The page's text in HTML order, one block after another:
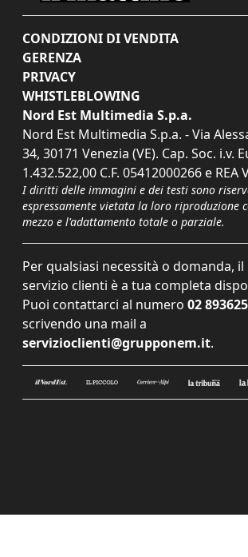
CONDIZIONI DI VENDITA
GERENZA
PRIVACY
WHISTLEBLOWING
Nord Est Multimedia S.p.a.
Nord Est Multimedia S.p.a. - Via
34, 30171 Venezia (VE). Cap. Soc. i.v.
1.432.522,00 C.F. 05412000266 e REA
I diritti delle immagini e dei testi sono
espressamente vietata la loro riproduzione
mezzo e l'adattamento totale o parziale.
Per qualsiasi necessità o domanda,
servizio clienti è a tua completa
Puoi contattarci al numero 02
scrivendo una mail a
servizioclienti@grupponem.it.